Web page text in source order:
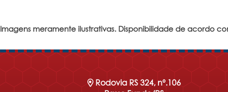
Imagens meramente ilustrativas. Disponibilidade de acordo
Rodovia RS 324, nº.106